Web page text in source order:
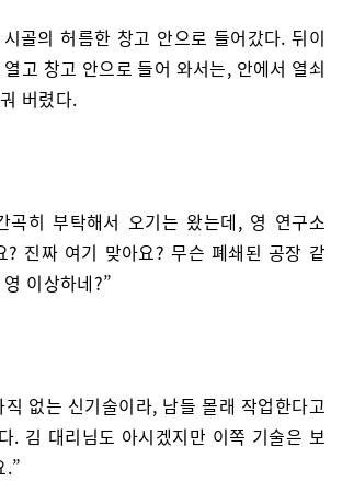
골의 허름한 창고 안으로 들어갔다. 뒤이
고 창고 안으로 들어 와서는, 안에서 열쇠
버렸다.
곡히 부탁해서 오기는 왔는데, 영 연구소
? 진짜 여기 맞아요? 무슨 폐쇄된 공장 같
이상하네?”
없는 신기술이라, 남들 몰래 작업한다고
. 김 대리님도 아시겠지만 이쪽 기술은 보
.”